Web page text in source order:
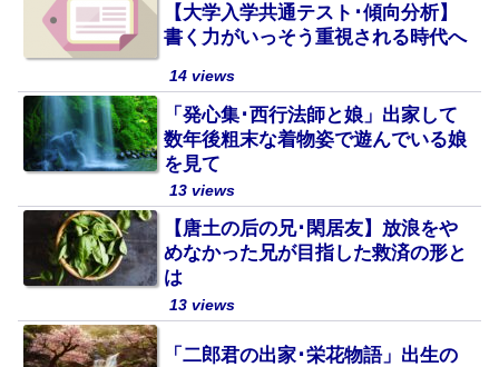
【大学入学共通テスト･傾向分析】
書く力がいっそう重視される時代へ
14 views
「発心集･西行法師と娘」出家して
数年後粗末な着物姿で遊んでいる娘
を見て
13 views
【唐土の后の兄･閑居友】放浪をや
めなかった兄が目指した救済の形と
は
13 views
「二郎君の出家･栄花物語」出生の